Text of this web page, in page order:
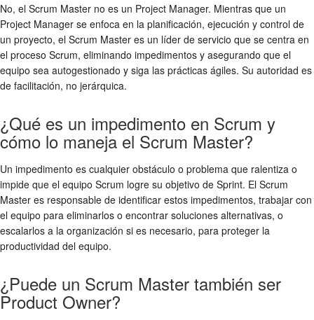
No, el Scrum Master no es un Project Manager. Mientras que un
Project Manager se enfoca en la planificación, ejecución y control de
un proyecto, el Scrum Master es un líder de servicio que se centra en
el proceso Scrum, eliminando impedimentos y asegurando que el
equipo sea autogestionado y siga las prácticas ágiles. Su autoridad es
de facilitación, no jerárquica.
¿Qué es un impedimento en Scrum y
cómo lo maneja el Scrum Master?
Un impedimento es cualquier obstáculo o problema que ralentiza o
impide que el equipo Scrum logre su objetivo de Sprint. El Scrum
Master es responsable de identificar estos impedimentos, trabajar con
el equipo para eliminarlos o encontrar soluciones alternativas, o
escalarlos a la organización si es necesario, para proteger la
productividad del equipo.
¿Puede un Scrum Master también ser
Product Owner?